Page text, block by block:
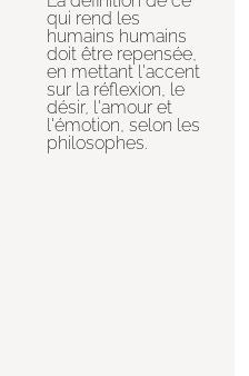
qui rend les
humains humains
doit être repensée,
en mettant l'accent
sur la réflexion, le
désir, l'amour et
l'émotion, selon les
philosophes.